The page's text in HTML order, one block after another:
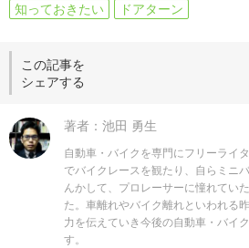
知っておきたい ドアターン
この記事を
シェアする
著者：池田 勇生
自動車・バイクを専門にフリーライ
でバイクレースを観たり、自らミニ
んかして、プロレーサーに憧れてい
た。車離れやバイク離れといわれる
力を伝えていき今後の自動車・バイ
す。